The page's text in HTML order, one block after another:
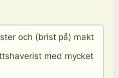
och (brist på) makt
med mycket